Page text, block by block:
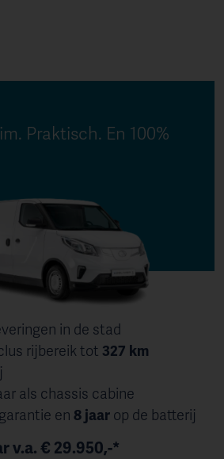
Praktisch. En 100%
in de stad
rijbereik tot 327 km
als chassis cabine
en 8 jaar op de batterij
v.a. € 29.950,-*